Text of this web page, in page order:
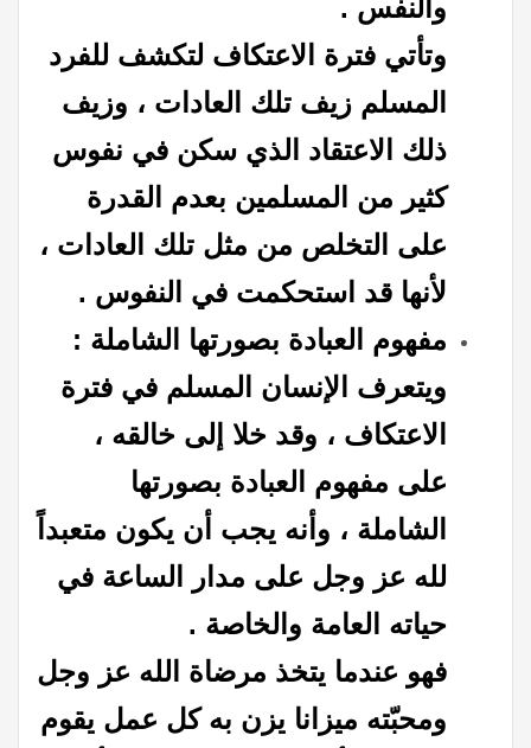
والنفس .
وتأتي فترة الاعتكاف لتكشف للفرد
المسلم زيف تلك العادات ، وزيف
ذلك الاعتقاد الذي سكن في نفوس
كثير من المسلمين بعدم القدرة
على التخلص من مثل تلك العادات ،
لأنها قد استحكمت في النفوس .
مفهوم العبادة بصورتها الشاملة :
ويتعرف الإنسان المسلم في فترة
الاعتكاف ، وقد خلا إلى خالقه ،
على مفهوم العبادة بصورتها
الشاملة ، وأنه يجب أن يكون متعبداً
لله عز وجل على مدار الساعة في
حياته العامة والخاصة .
فهو عندما يتخذ مرضاة الله عز وجل
ومحبّته ميزانا يزن به كل عمل يقوم